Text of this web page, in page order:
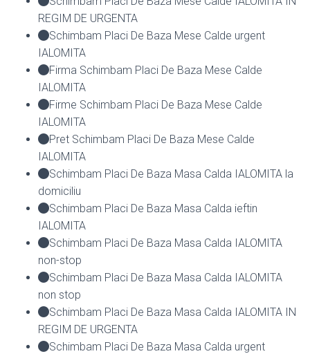
REGIM DE URGENTA
Schimbam Placi De Baza Mese Calde urgent
IALOMITA
Firma Schimbam Placi De Baza Mese Calde
IALOMITA
Firme Schimbam Placi De Baza Mese Calde
IALOMITA
Pret Schimbam Placi De Baza Mese Calde
IALOMITA
Schimbam Placi De Baza Masa Calda IALOMITA la
domiciliu
Schimbam Placi De Baza Masa Calda ieftin
IALOMITA
Schimbam Placi De Baza Masa Calda IALOMITA
non-stop
Schimbam Placi De Baza Masa Calda IALOMITA
non stop
Schimbam Placi De Baza Masa Calda IALOMITA IN
REGIM DE URGENTA
Schimbam Placi De Baza Masa Calda urgent